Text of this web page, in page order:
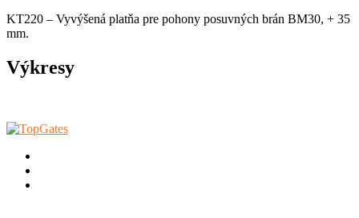
KT220 – Vyvýšená platňa pre pohony posuvných brán BM30, + 35
mm.
Výkresy